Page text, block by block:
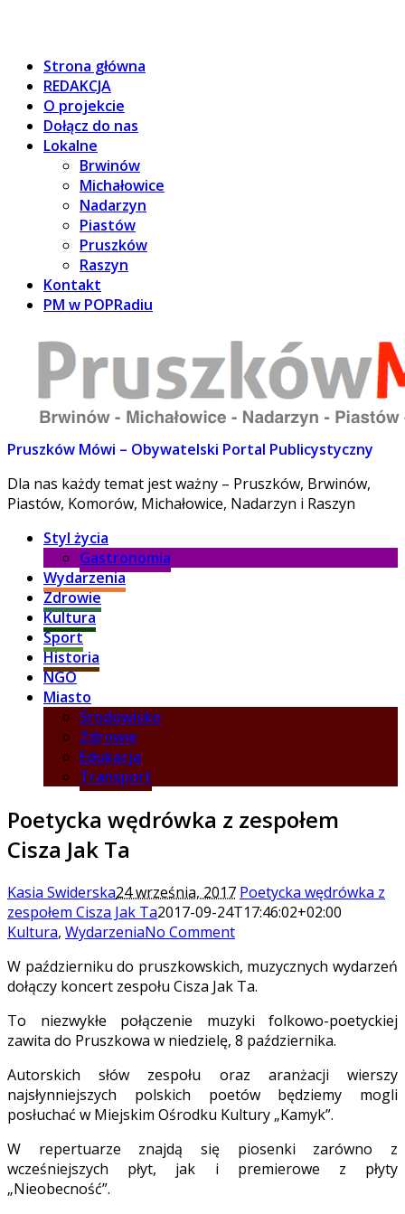
Strona główna
REDAKCJA
O projekcie
Dołącz do nas
Lokalne
Brwinów
Michałowice
Nadarzyn
Piastów
Pruszków
Raszyn
Kontakt
PM w POPRadiu
Pruszków Mówi – Obywatelski Portal Publicystyczny
Dla nas każdy temat jest ważny – Pruszków, Brwinów,
Piastów, Komorów, Michałowice, Nadarzyn i Raszyn
Styl życia
Gastronomia
Wydarzenia
Zdrowie
Kultura
Sport
Historia
NGO
Miasto
Środowisko
Zdrowie
Edukacja
Transport
Poetycka wędrówka z zespołem
Cisza Jak Ta
Kasia Swiderska24 września, 2017 Poetycka wędrówka z
zespołem Cisza Jak Ta2017-09-24T17:46:02+02:00
Kultura, WydarzeniaNo Comment
W październiku do pruszkowskich, muzycznych wydarzeń
dołączy koncert zespołu Cisza Jak Ta.
To niezwykłe połączenie muzyki folkowo-poetyckiej
zawita do Pruszkowa w niedzielę, 8 października.
Autorskich słów zespołu oraz aranżacji wierszy
najsłynniejszych polskich poetów będziemy mogli
posłuchać w Miejskim Ośrodku Kultury „Kamyk”.
W repertuarze znajdą się piosenki zarówno z
wcześniejszych płyt, jak i premierowe z płyty
„Nieobecność”.